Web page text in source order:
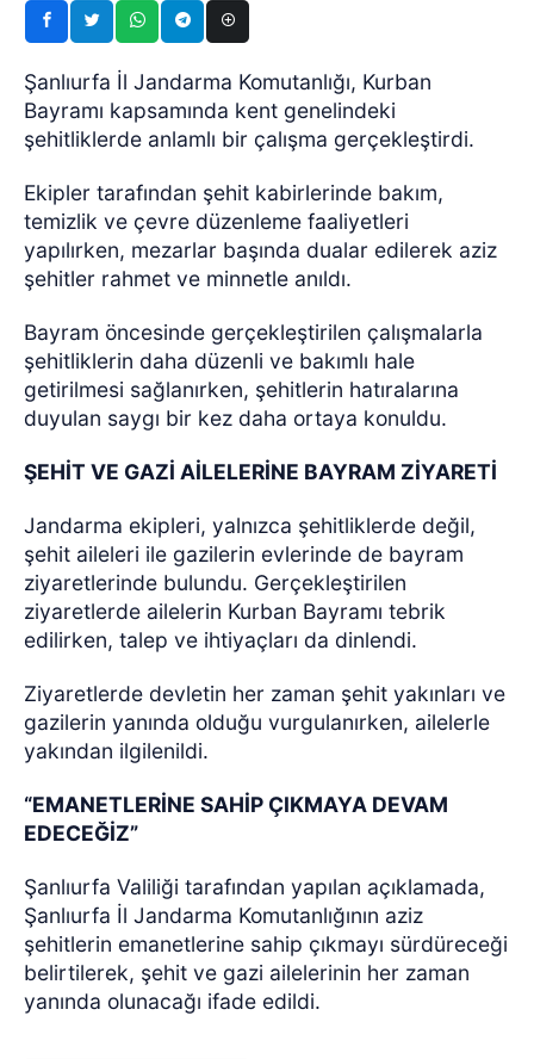
Şanlıurfa İl Jandarma Komutanlığı, Kurban
Bayramı kapsamında kent genelindeki
şehitliklerde anlamlı bir çalışma gerçekleştirdi.
Ekipler tarafından şehit kabirlerinde bakım,
temizlik ve çevre düzenleme faaliyetleri
yapılırken, mezarlar başında dualar edilerek aziz
şehitler rahmet ve minnetle anıldı.
Bayram öncesinde gerçekleştirilen çalışmalarla
şehitliklerin daha düzenli ve bakımlı hale
getirilmesi sağlanırken, şehitlerin hatıralarına
duyulan saygı bir kez daha ortaya konuldu.
ŞEHİT VE GAZİ AİLELERİNE BAYRAM ZİYARETİ
Jandarma ekipleri, yalnızca şehitliklerde değil,
şehit aileleri ile gazilerin evlerinde de bayram
ziyaretlerinde bulundu. Gerçekleştirilen
ziyaretlerde ailelerin Kurban Bayramı tebrik
edilirken, talep ve ihtiyaçları da dinlendi.
Ziyaretlerde devletin her zaman şehit yakınları ve
gazilerin yanında olduğu vurgulanırken, ailelerle
yakından ilgilenildi.
“EMANETLERİNE SAHİP ÇIKMAYA DEVAM
EDECEĞİZ”
Şanlıurfa Valiliği tarafından yapılan açıklamada,
Şanlıurfa İl Jandarma Komutanlığının aziz
şehitlerin emanetlerine sahip çıkmayı sürdüreceği
belirtilerek, şehit ve gazi ailelerinin her zaman
yanında olunacağı ifade edildi.